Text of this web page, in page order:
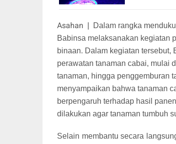
Asahan
Dalam rangka
Babinsa melaksanakan kegiatan
binaan. Dalam kegiatan tersebut,
perawatan tanaman cabai, mulai
tanaman, hingga penggemburan
menyampaikan bahwa tanaman
berpengaruh terhadap hasil
dilakukan agar tanaman tumbuh
Selain membantu secara